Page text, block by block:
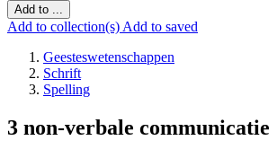
Add to ...
Add to collection(s) Add to saved
Geesteswetenschappen
Schrift
Spelling
3 non-verbale communicatie